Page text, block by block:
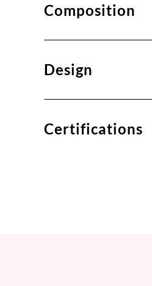
Composition
Design
Certifications